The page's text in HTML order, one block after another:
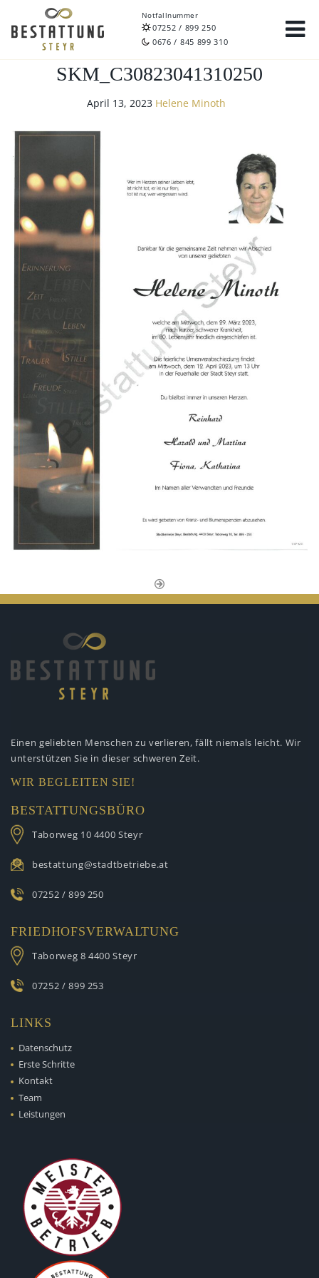
Notfallnummer
07252 / 899 250
0676 / 845 899 310
SKM_C30823041310250
April 13, 2023 Helene Minoth
Einen geliebten Menschen zu verlieren, fällt niemals leicht. Wir
unterstützen Sie in dieser schweren Zeit.
WIR BEGLEITEN SIE!
BESTATTUNGSBÜRO
Taborweg 10 4400 Steyr
bestattung@stadtbetriebe.at
07252 / 899 250
FRIEDHOFSVERWALTUNG
Taborweg 8 4400 Steyr
07252 / 899 253
LINKS
Datenschutz
Erste Schritte
Kontakt
Team
Leistungen